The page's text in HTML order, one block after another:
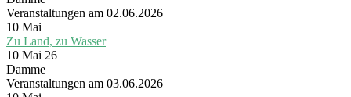
Veranstaltungen am 02.06.2026
10 Mai
Zu Land, zu Wasser
10 Mai 26
Damme
Veranstaltungen am 03.06.2026